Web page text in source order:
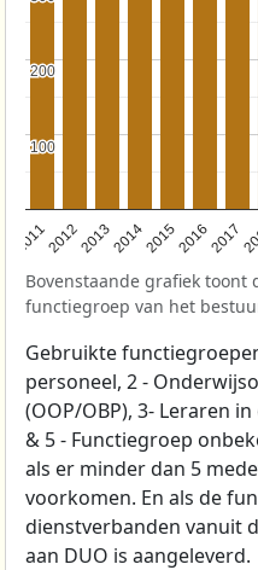
2011201220132014201520162017
100
100
200
200
Bovenstaande grafiek toont
functiegroep van het
Gebruikte
personeel, 2 -
(OOP/OBP), 3- Leraren
& 5 - Functiegroep
als er minder dan 5
voorkomen. En als de
dienstverbanden vanuit
aan DUO is aangeleverd.